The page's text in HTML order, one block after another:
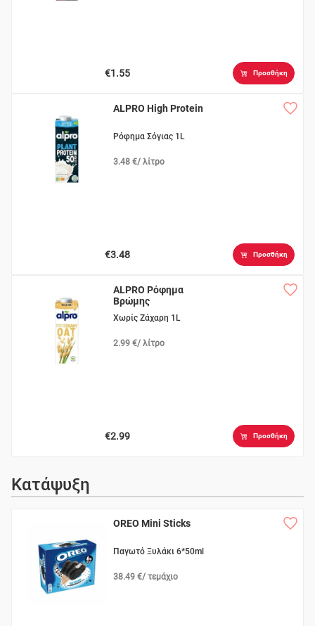
€1.55 Προσθήκη
ALPRO High Protein
Ρόφημα Σόγιας 1L
3.48 €/ λίτρο
€3.48 Προσθήκη
ALPRO Ρόφημα
Βρώμης
Χωρίς Ζάχαρη 1L
2.99 €/ λίτρο
€2.99 Προσθήκη
Κατάψυξη
OREO Mini Sticks
Παγωτό Ξυλάκι 6*50ml
38.49 €/ τεμάχιο